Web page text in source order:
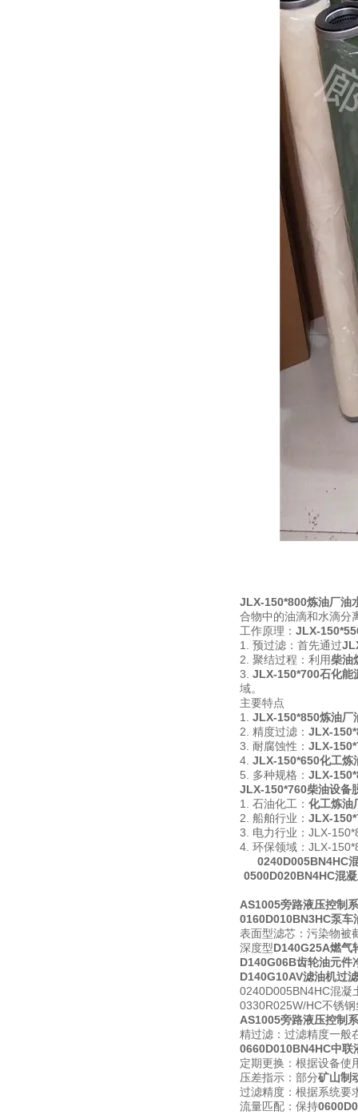
JLX-150*800炼油厂油
合物中的油滴和水滴分
工作原理： JLX-
1. 预过滤：首先通过
2. 聚结过程：利用柴油
3. JLX-150*700石化能
域。
主要特点
1. JLX-150*850炼油厂
2. 精度过滤： JLX-
3. 耐腐蚀性： JLX-
4. JLX-150*650化工炼
5. 多种规格： JLX-
JLX-150*760柴油设备
1. 石油化工： 化工炼油
2. 船舶行业： JLX-
3. 电力行业：JLX-
4. 环保领域：JLX-
0240D005BN4HC
0500D020BN4HC混
AS1005旁路液压控制
0160D010BN3HC泵车
表面型滤芯：污染物被
深度型D140G25A燃气
D140G06B齿轮油元件
D140G10AV滤油机过
0240D005BN4HC混凝
0330R025W/HC不锈
AS1005旁路液压控制
精过滤：过滤精度一般
0660D010BN4HC中联
定期更换：根据设备使
压差指示：部分矿山制
过滤精度：根据系统要
流量匹配：保持